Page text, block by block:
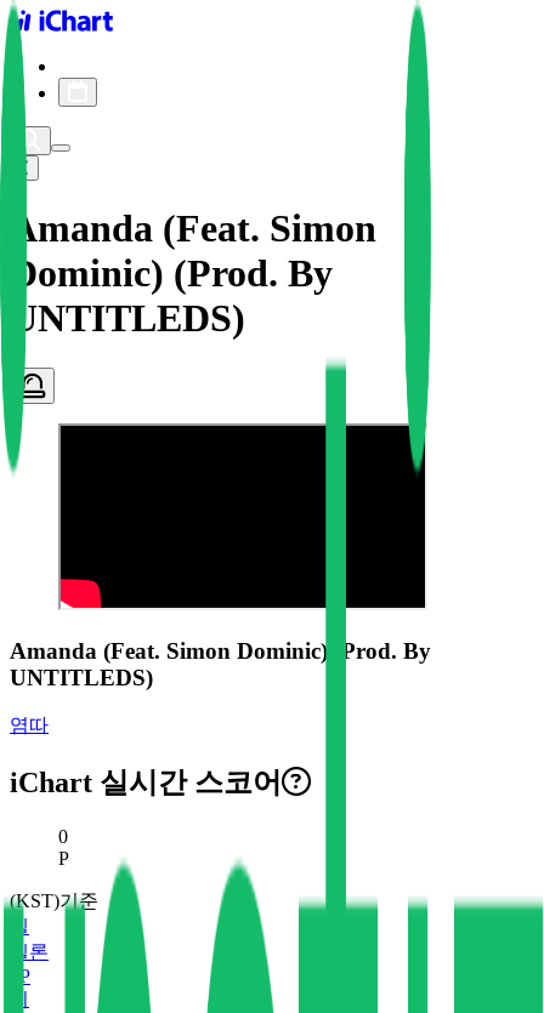
iChart logo
Amanda (Feat. Simon
Dominic) (Prod. By
UNTITLEDS)
Amanda (Feat. Simon Dominic) (Prod. By
UNTITLEDS)
염따
iChart 실시간 스코어
현재 스코어
0
P
(KST)기준
멜
멜론
P